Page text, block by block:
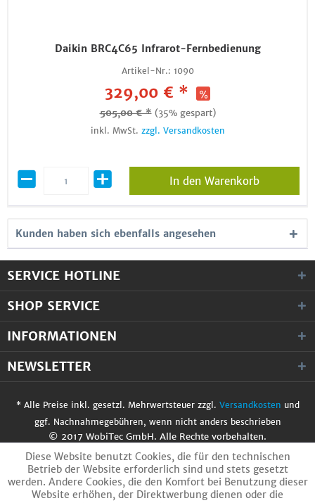
Daikin BRC4C65 Infrarot-Fernbedienung
Artikel-Nr.: 1090
329,00 € *
505,00 € * (35% gespart)
inkl. MwSt. zzgl. Versandkosten
In den Warenkorb
Kunden haben sich ebenfalls angesehen
SERVICE HOTLINE
SHOP SERVICE
INFORMATIONEN
NEWSLETTER
* Alle Preise inkl. gesetzl. Mehrwertsteuer zzgl. Versandkosten und
ggf. Nachnahmegebühren, wenn nicht anders beschrieben
© 2017 WobiTec GmbH. Alle Rechte vorbehalten.
Diese Website benutzt Cookies, die für den technischen
Betrieb der Website erforderlich sind und stets gesetzt
werden. Andere Cookies, die den Komfort bei Benutzung dieser
Website erhöhen, der Direktwerbung dienen oder die